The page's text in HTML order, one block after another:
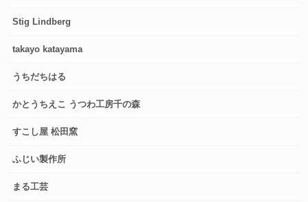
Stig Lindberg
takayo katayama
うちだちはる
かとうちえこ うつわ工房千の森
すこし屋 松田窯
ふじい製作所
まる工芸